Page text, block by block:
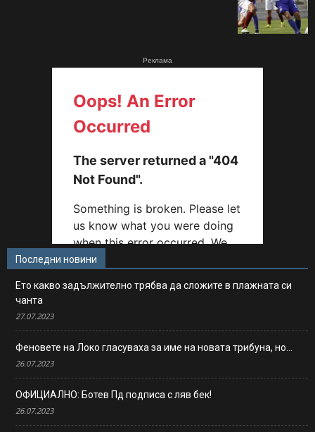
Реклама
Последни новини
Ето какво задължително трябва да сложите в плажната си
чанта
27.07.2023
Феновете на Локо гласуваха за име на новата трибуна, но…
26.07.2023
ОФИЦИАЛНО: Ботев Пд подписа с ляв бек!
26.07.2023